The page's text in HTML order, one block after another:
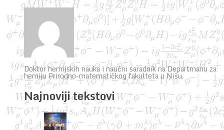
Doktor hemijskih nauka i naučni saradnik na Departmanu za
hemiju Prirodno-matematičkog fakulteta u Nišu.
Najnoviji tekstovi